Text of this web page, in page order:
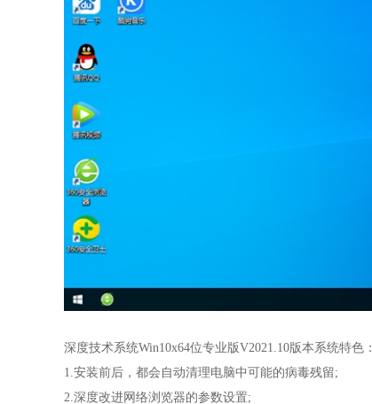
深度技术系统Win10x64位专业版V2021.10版本系统特色：
1.安装前后，都会自动清理电脑中可能的病毒残留;
2.深度改进网络浏览器的参数设置;